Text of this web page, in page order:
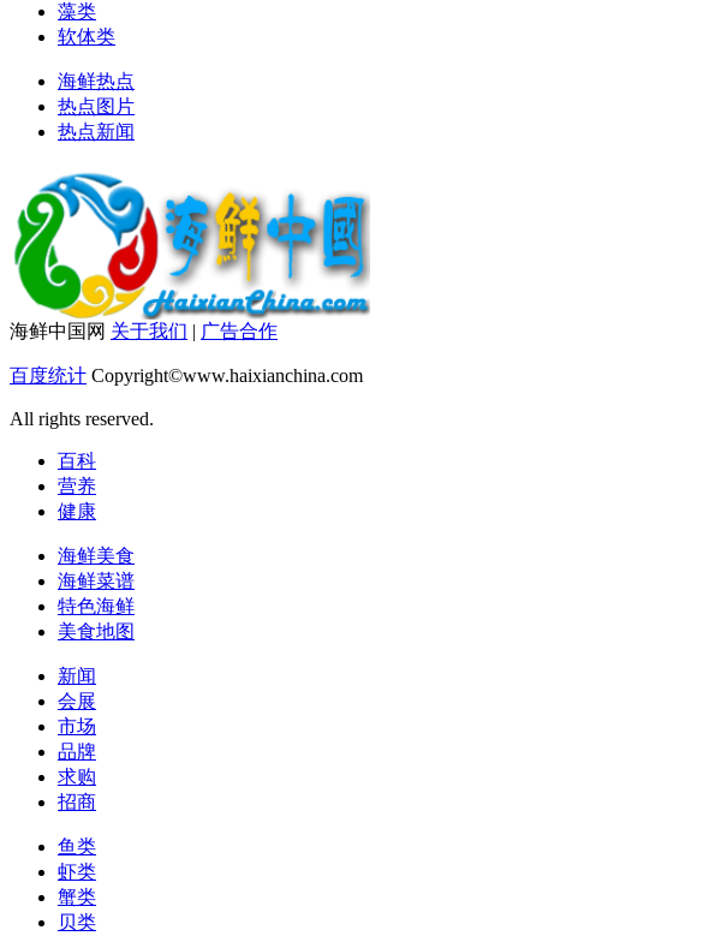
藻类
软体类
海鲜热点
热点图片
热点新闻
海鲜中国网 关于我们 | 广告合作
百度统计 Copyright©www.haixianchina.com
All rights reserved.
百科
营养
健康
海鲜美食
海鲜菜谱
特色海鲜
美食地图
新闻
会展
市场
品牌
求购
招商
鱼类
虾类
蟹类
贝类